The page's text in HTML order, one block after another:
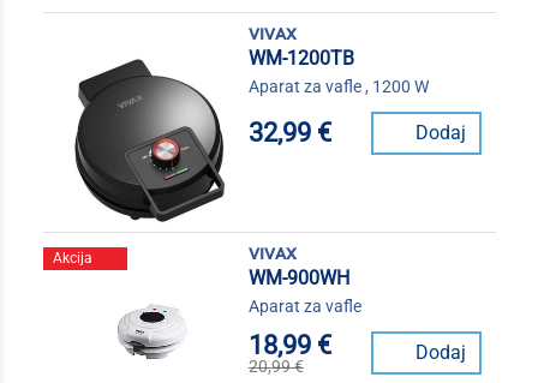
vivax
WM-1200TB
Aparat za vafle , 1200 W
32,99 € Dodaj
Akcija
vivax
WM-900WH
Aparat za vafle
18,99 €
20,99 €
Dodaj